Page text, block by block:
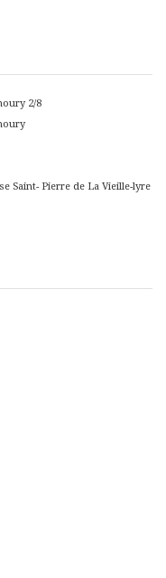
2/8
Saint- Pierre de La Vieille-lyre